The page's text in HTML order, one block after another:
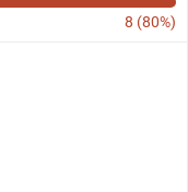
8 (80%)